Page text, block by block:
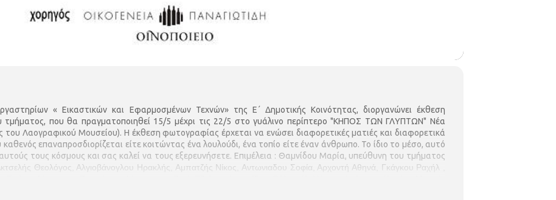
« Εικαστικών και Εφαρμοσμένων Τεχνών» της Ε΄ Δημοτικής Κοινότητας, διοργανώνει έκθεση
που θα πραγματοποιηθεί 15/5 μέχρι τις 22/5 στο γυάλινο περίπτερο "ΚΗΠΟΣ ΤΩΝ ΓΛΥΠΤΩΝ" Νέα
του Λαογραφικού Μουσείου). Η έκθεση φωτογραφίας έρχεται να ενώσει διαφορετικές ματιές και διαφορετικά
επαναπροσδιορίζεται είτε κοιτώντας ένα λουλούδι, ένα τοπίο είτε έναν άνθρωπο. Το ίδιο το μέσο, αυτό
τους κόσμους και σας καλεί να τους εξερευνήσετε. Επιμέλεια : Θαμνίδου Μαρία, υπεύθυνη του τμήματος
Θεολόγος, Αλγιοβάνογλου Ηρακλής, Αμπατζής Νίκος, Αντωνιαδου Σοφία, Αρχοντή Αθηνά, Γκάγκου Ραχήλ ,